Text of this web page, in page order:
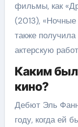
фильмы, как
(2013),
также
актерскую
Каким
кино?
Дебют Эль
году, когда ей